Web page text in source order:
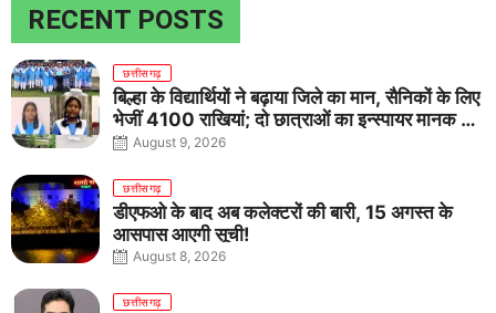
RECENT POSTS
छत्तीसगढ़
बिल्हा के विद्यार्थियों ने बढ़ाया जिले का मान, सैनिकों के लिए
भेजीं 4100 राखियां; दो छात्राओं का इन्स्पायर मानक में
राष्ट्रीय चयन
August 9, 2026
छत्तीसगढ़
डीएफओ के बाद अब कलेक्टरों की बारी, 15 अगस्त के
आसपास आएगी सूची!
August 8, 2026
छत्तीसगढ़